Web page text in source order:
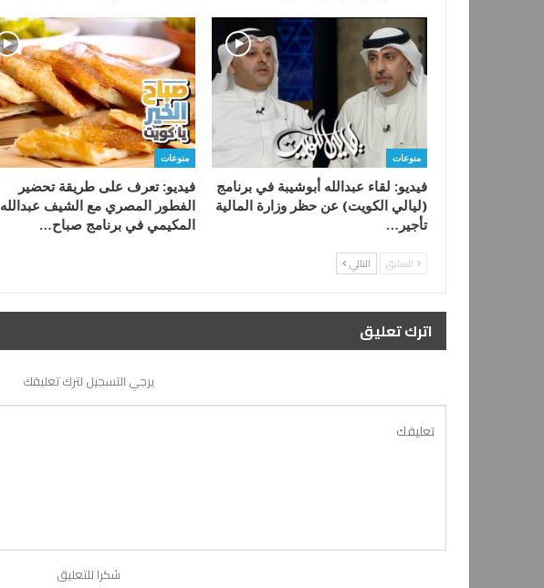
منوعات
فيديو: لقاء عبدالله أبوشيبة في برنامج
(ليالي الكويت) عن حظر وزارة المالية
تأجير…
منوعات
فيديو: تعرف على طريقة تحضير
الفطور المصري مع الشيف عبدالله
المكيمي في برنامج صباح…
السابق التالي
اترك تعليق
يرجي التسجيل لترك تعليقك
شكرا للتعليق